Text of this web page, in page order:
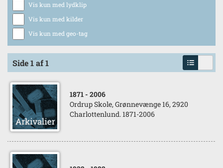
Vis kun med lydklip
Vis kun med kilder
Vis kun med geo-tag
Side 1 af 1
1871 - 2006
Ordrup Skole, Grønnevænge 16, 2920
Charlottenlund. 1871-2006